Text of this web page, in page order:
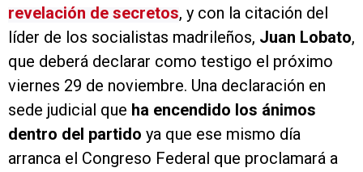
revelación de secretos, y con la citación del
líder de los socialistas madrileños, Juan Lobato,
que deberá declarar como testigo el próximo
viernes 29 de noviembre. Una declaración en
sede judicial que ha encendido los ánimos
dentro del partido ya que ese mismo día
arranca el Congreso Federal que proclamará a